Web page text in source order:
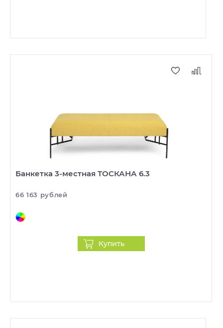
Банкетка 3-местная ТОСКАНА 6.3
66 163 рублей
Купить